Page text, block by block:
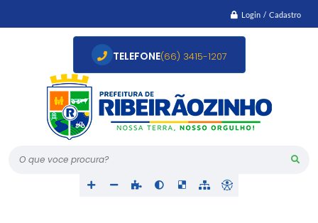
Login / Cadastro
O que voce procura?
TELEFONE(66) 3415-1207